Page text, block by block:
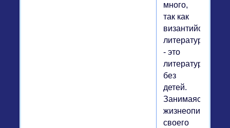
много,
так как
византийская
литература
- это
литература
без
детей.
Занимаясь
жизнеописанием
своего